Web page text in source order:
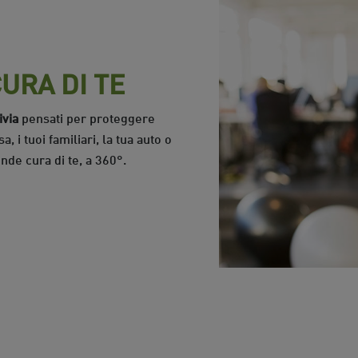
DI TE
pensati per proteggere
i tuoi familiari, la tua auto o
cura di te, a 360°.